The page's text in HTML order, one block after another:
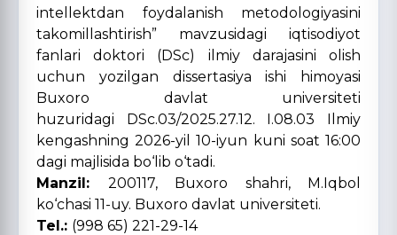
intellektdan foydalanish metodologiyasini
takomillashtirish” mavzusidagi iqtisodiyot
fanlari doktori (DSc) ilmiy darajasini olish
uchun yozilgan dissertasiya ishi himoyasi
Buxoro davlat universiteti
huzuridagi DSc.03/2025.27.12. I.08.03 Ilmiy
kengashning 2026-yil 10-iyun kuni soat 16:00
dagi majlisida bo‘lib o‘tadi.
Manzil: 200117, Buxoro shahri, M.Iqbol
ko‘chasi 11-uy. Buxoro davlat universiteti.
Tel.: (998 65) 221-29-14